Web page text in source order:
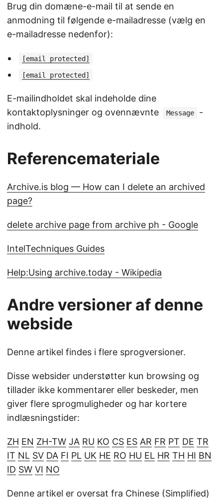
Brug din domæne-e-mail til at sende en
anmodning til følgende e-mailadresse (vælg en
e-mailadresse nedenfor):
[email protected]
[email protected]
E-mailindholdet skal indeholde dine
kontaktoplysninger og ovennævnte
Message
-
indhold.
Referencemateriale
Archive.is blog — How can I delete an archived
page?
delete archive page from archive ph - Google
IntelTechniques Guides
Help:Using archive.today - Wikipedia
Andre versioner af denne
webside
Denne artikel findes i flere sprogversioner.
Disse websider understøtter kun browsing og
tillader ikke kommentarer eller beskeder, men
giver flere sprogmuligheder og har kortere
indlæsningstider:
ZH EN ZH-TW JA RU KO CS ES AR FR PT DE TR
IT NL SV DA FI PL UK HE RO HU EL HR TH HI BN
ID SW VI NO
Denne artikel er oversat fra Chinese (Simplified)